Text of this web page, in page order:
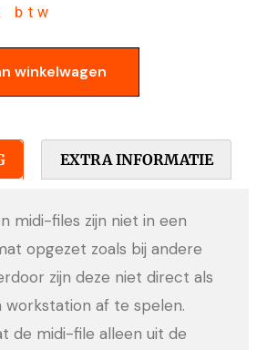
btw
winkelwagen
EXTRA INFORMATIE
midi-files zijn niet in een
opgezet zoals bij andere
zijn deze niet direct als
workstation af te spelen.
de midi-file alleen uit de